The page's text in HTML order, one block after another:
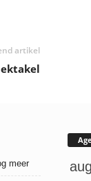
artikel
meer